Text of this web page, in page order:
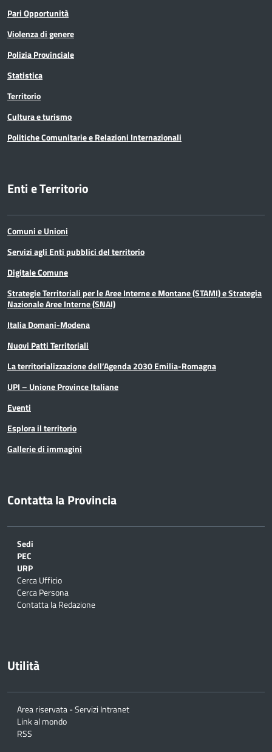
Pari Opportunità
Violenza di genere
Polizia Provinciale
Statistica
Territorio
Cultura e turismo
Politiche Comunitarie e Relazioni Internazionali
Enti e Territorio
Comuni e Unioni
Servizi agli Enti pubblici del territorio
Digitale Comune
Strategie Territoriali per le Aree Interne e Montane (STAMI) e Strategia
Nazionale Aree Interne (SNAI)
Italia Domani-Modena
Nuovi Patti Territoriali
La territorializzazione dell’Agenda 2030 Emilia-Romagna
UPI – Unione Province Italiane
Eventi
Esplora il territorio
Gallerie di immagini
Contatta la Provincia
Sedi
PEC
URP
Cerca Ufficio
Cerca Persona
Contatta la Redazione
Utilità
Area riservata - Servizi Intranet
Link al mondo
RSS